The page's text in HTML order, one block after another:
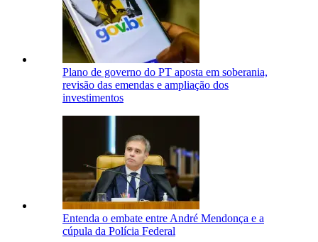
Plano de governo do PT aposta em soberania,
revisão das emendas e ampliação dos
investimentos
Entenda o embate entre André Mendonça e a
cúpula da Polícia Federal